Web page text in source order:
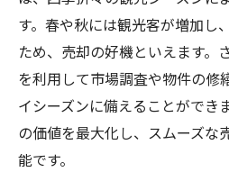
す。春や秋には観光客が増加し
ため、売却の好機といえます。
を利用して市場調査や物件の修
イシーズンに備えることができ
の価値を最大化し、スムーズな
能です。